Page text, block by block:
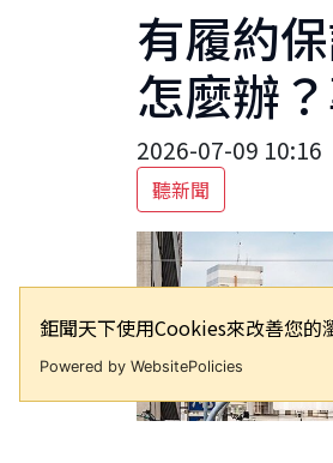
鉅聞天下使用Cookies來改善您的
Powered by WebsitePolicies
有履約
怎麼辦
2026-07-09 10:16
聽新聞